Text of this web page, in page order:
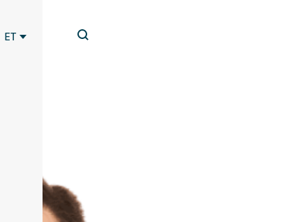
ET